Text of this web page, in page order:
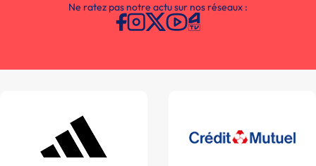
Ne ratez pas notre actu sur nos réseaux :